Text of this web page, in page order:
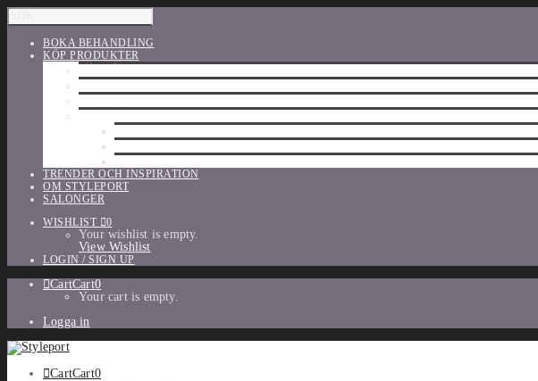
BOKA BEHANDLING
KÖP PRODUKTER
TRENDER OCH INSPIRATION
OM STYLEPORT
SALONGER
WISHLIST
0
Your wishlist is empty.
View Wishlist
LOGIN / SIGN UP
CartCart0
Your cart is empty.
Logga in
CartCart0